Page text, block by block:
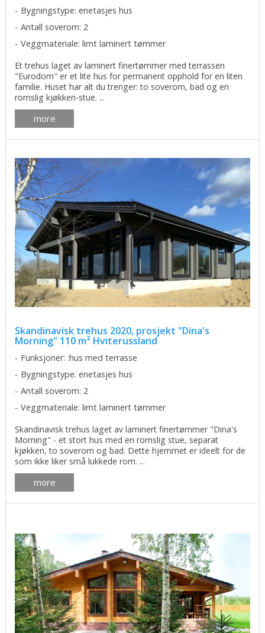
Bygningstype: enetasjes hus
Antall soverom: 2
Veggmateriale: limt laminert tømmer
Et trehus laget av laminert finertømmer med terrassen
"Eurodom" er et lite hus for permanent opphold for en liten
familie. Huset har alt du trenger: to soverom, bad og en
romslig kjøkken-stue. ...
more
Skandinavisk trehus 2020, prosjekt "Dina's
Morning" 110 m² Hviterussland
Funksjoner: :hus med terrasse
Bygningstype: enetasjes hus
Antall soverom: 2
Veggmateriale: limt laminert tømmer
Skandinavisk trehus laget av laminert finertømmer "Dina's
Morning" - et stort hus med en romslig stue, separat
kjøkken, to soverom og bad. Dette hjemmet er ideelt for de
som ikke liker små lukkede rom. ...
more